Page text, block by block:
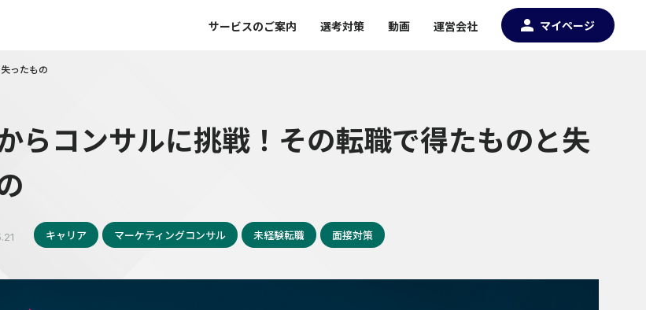
サービスのご案内 選考対策 動画 運営会社 マイページ
ったもの
らコンサルに挑戦！その転職で得たものと失
キャリア マーケティングコンサル 未経験転職 面接対策